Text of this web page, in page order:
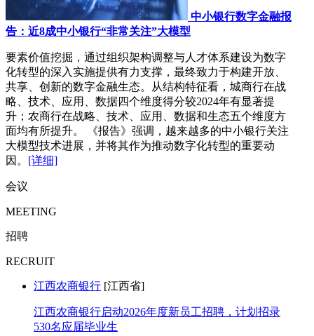
中小银行数字金融报
告：近8成中小银行“非常关注”大模型
要素价值挖掘，通过组织架构调整与人才体系建设为数字
化转型的深入实施提供有力支撑，最终致力于构建开放、
共享、创新的数字金融生态。从结构特征看，城商行在战
略、技术、应用、数据四个维度得分较2024年有显著提
升；农商行在战略、技术、应用、数据和生态五个维度方
面均有所提升。 《报告》强调，越来越多的中小银行关注
大模型技术进展，并将其作为推动数字化转型的重要动
因。 [详细]
会议
MEETING
招聘
RECRUIT
江西农商银行 [江西省]
江西农商银行启动2026年度新员工招聘，计划招录
530名应届毕业生